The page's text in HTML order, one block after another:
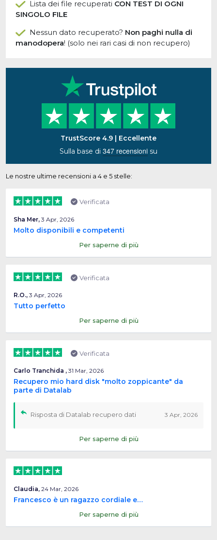
Lista dei file recuperati CON TEST DI OGNI
SINGOLO FILE
Nessun dato recuperato? Non paghi nulla di
manodopera! (solo nei rari casi di non recupero)
TrustScore 4.9 | Eccellente
Sulla base di 347 recensioni su
Le nostre ultime recensioni a 4 e 5 stelle:
Verificata
Sha Mer, 3 Apr, 2026
Molto disponibili e competenti
Per saperne di più
Verificata
R.O., 3 Apr, 2026
Tutto perfetto
Per saperne di più
Verificata
Carlo Tranchida , 31 Mar, 2026
Recupero mio hard disk "molto zoppicante" da
parte di Datalab
Risposta di Datalab recupero dati 3 Apr, 2026
Per saperne di più
Claudia, 24 Mar, 2026
Francesco è un ragazzo cordiale e…
Per saperne di più